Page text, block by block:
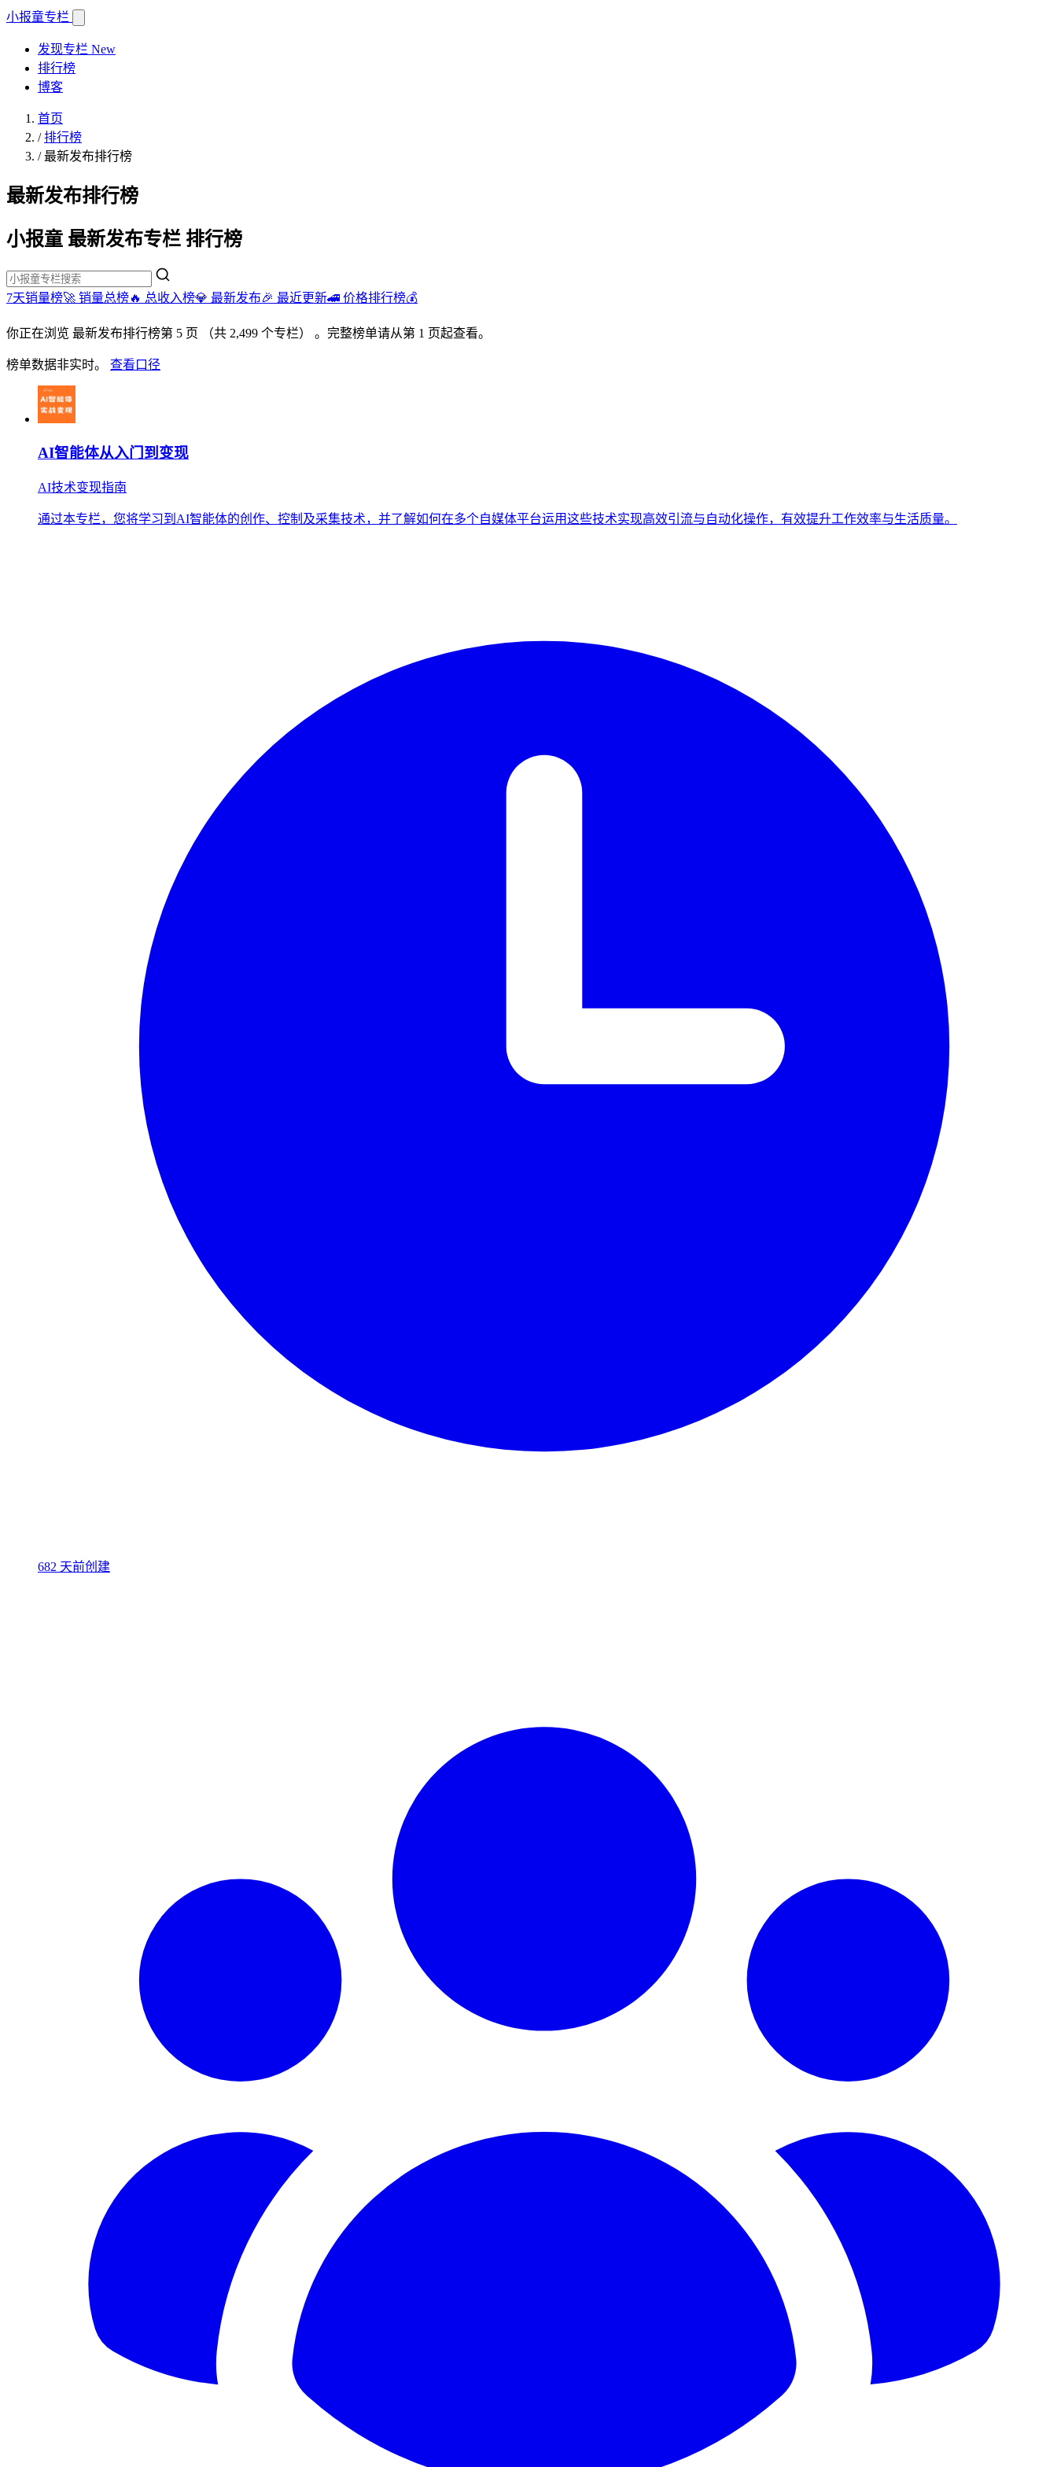
小报童专栏
发现专栏 New
排行榜
博客
首页
/排行榜
/最新发布排行榜
最新发布排行榜
小报童 最新发布专栏 排行榜
7天销量榜🚀 销量总榜🔥 总收入榜💎 最新发布🎉 最近更新🚄 价格排行榜💰
你正在浏览 最新发布排行榜第 5 页 （共 2,499 个专栏） 。完整榜单请从第 1 页起查看。
榜单数据非实时。 查看口径
AI智能体从入门到变现
AI技术变现指南
通过本专栏，您将学习到AI智能体的创作、控制及采集技术，并了解如何在多个自媒体平台运用这些技术实现高效引流与自动化操作，有效提升工作效率与生活质量。
682 天前创建